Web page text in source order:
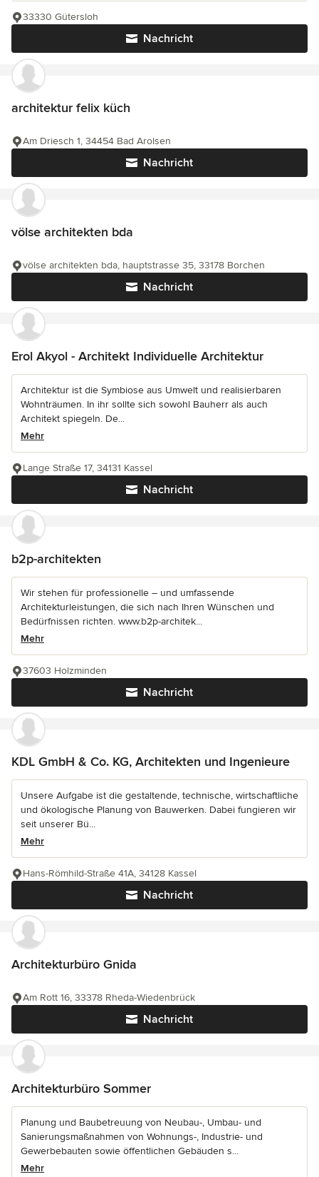
Nachricht
33330 Gütersloh
architektur felix küch
Nachricht
Am Driesch 1, 34454 Bad Arolsen
völse architekten bda
Nachricht
völse architekten bda, hauptstrasse 35, 33178 Borchen
Erol Akyol - Architekt Individuelle Architektur
Architektur ist die Symbiose aus Umwelt und realisierbaren
Wohnträumen. In ihr sollte sich sowohl Bauherr als auch
Architekt spiegeln. De...
Mehr
Nachricht
Lange Straße 17, 34131 Kassel
b2p-architekten
Wir stehen für professionelle – und umfassende
Architekturleistungen, die sich nach Ihren Wünschen und
Bedürfnissen richten. www.b2p-architek...
Mehr
Nachricht
37603 Holzminden
KDL GmbH & Co. KG, Architekten und Ingenieure
Unsere Aufgabe ist die gestaltende, technische, wirtschaftliche
und ökologische Planung von Bauwerken. Dabei fungieren wir
seit unserer Bü...
Mehr
Nachricht
Hans-Römhild-Straße 41A, 34128 Kassel
Architekturbüro Gnida
Nachricht
Am Rott 16, 33378 Rheda-Wiedenbrück
Architekturbüro Sommer
Planung und Baubetreuung von Neubau-, Umbau- und
Sanierungsmaßnahmen von Wohnungs-, Industrie- und
Gewerbebauten sowie öffentlichen Gebäuden s...
Mehr